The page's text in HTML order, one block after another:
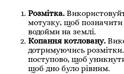
Розмітка.
мотузку, щоб
водойми на землі.
Копання котловану.
дотримуючись
поступово, щоб
щоб дно було рівним.